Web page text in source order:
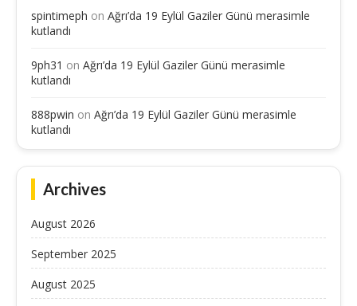
spintimeph on Ağrı’da 19 Eylül Gaziler Günü merasimle
kutlandı
9ph31 on Ağrı’da 19 Eylül Gaziler Günü merasimle
kutlandı
888pwin on Ağrı’da 19 Eylül Gaziler Günü merasimle
kutlandı
Archives
August 2026
September 2025
August 2025